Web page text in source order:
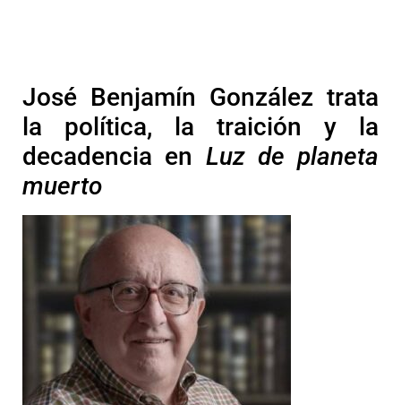
José Benjamín González trata
la política, la traición y la
decadencia en Luz de planeta
muerto